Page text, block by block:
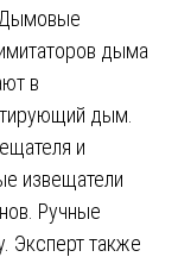
Дымовые
дыма
в
дым.
и
извещатели
Ручные
Эксперт также